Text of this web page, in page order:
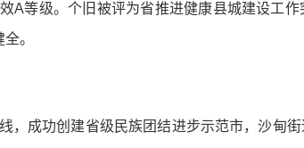
A等级。个旧被评为省推进健康县城建设工
。
，成功创建省级民族团结进步示范市，沙甸